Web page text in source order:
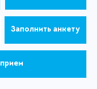
Заполнить анкету